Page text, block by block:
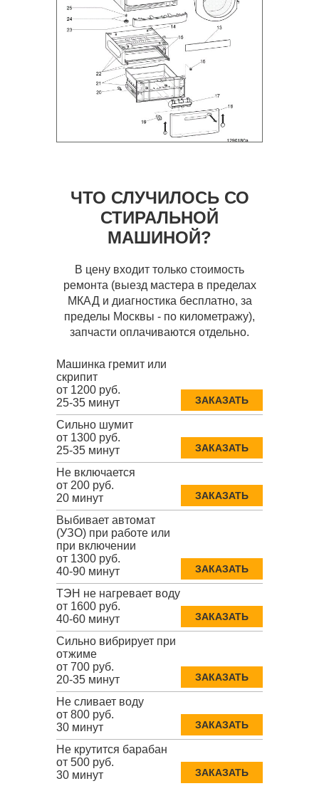
ЧТО СЛУЧИЛОСЬ СО
СТИРАЛЬНОЙ
МАШИНОЙ?
В цену входит только стоимость
ремонта (выезд мастера в пределах
МКАД и диагностика бесплатно, за
пределы Москвы - по километражу),
запчасти оплачиваются отдельно.
Машинка гремит или
скрипит
от 1200 руб.
25-35 минут
ЗАКАЗАТЬ
Сильно шумит
от 1300 руб.
25-35 минут
ЗАКАЗАТЬ
Не включается
от 200 руб.
20 минут
ЗАКАЗАТЬ
Выбивает автомат
(УЗО) при работе или
при включении
от 1300 руб.
40-90 минут
ЗАКАЗАТЬ
ТЭН не нагревает воду
от 1600 руб.
40-60 минут
ЗАКАЗАТЬ
Сильно вибрирует при
отжиме
от 700 руб.
20-35 минут
ЗАКАЗАТЬ
Не сливает воду
от 800 руб.
30 минут
ЗАКАЗАТЬ
Не крутится барабан
от 500 руб.
30 минут
ЗАКАЗАТЬ